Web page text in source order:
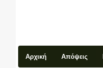
Αρχική Απόψεις